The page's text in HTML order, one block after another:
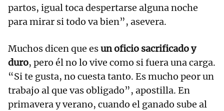
partos, igual toca despertarse alguna noche
para mirar si todo va bien”, asevera.
Muchos dicen que esun oficio sacrificado y
duro, pero él no lo vive como si fuera una carga.
“Si te gusta, no cuesta tanto. Es mucho peor un
trabajo al que vas obligado”, apostilla. En
primavera y verano, cuando el ganado sube al